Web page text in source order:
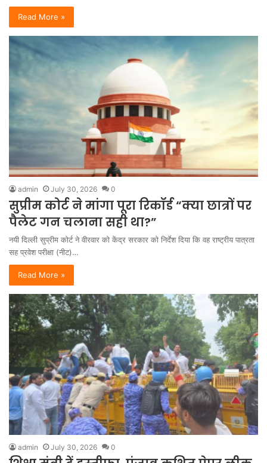
Read More »
admin July 30, 2026 0
सुप्रीम कोर्ट ने मांगा पूरा रिकॉर्ड “क्या छात्रों पर
पैलेट गन चलाना सही था?”
नयी दिल्ली सुप्रीम कोर्ट ने वीरवार को केंद्र सरकार को निर्देश दिया कि वह राष्ट्रीय पात्रता
सह प्रवेश परीक्षा (नीट)…
Read More »
admin July 30, 2026 0